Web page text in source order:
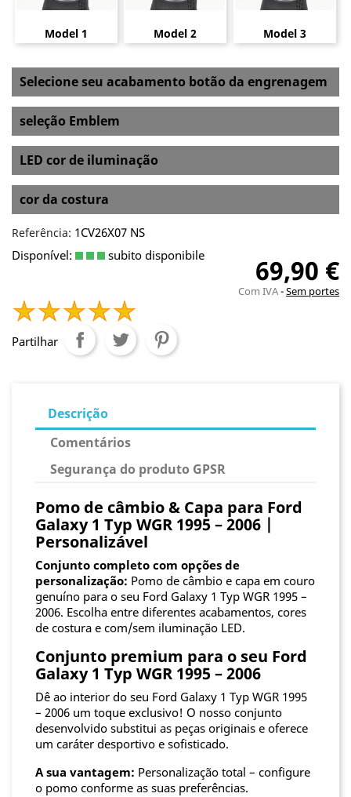
Model 1 Model 2 Model 3
Selecione seu acabamento botão da engrenagem
seleção Emblem
LED cor de iluminação
cor da costura
Referência: 1CV26X07 NS
Disponível:
subito disponibile 69,90 €
Com IVA Sem portes
Partilhar
Descrição
Comentários
Segurança do produto GPSR
Pomo de câmbio & Capa para Ford
Galaxy 1 Typ WGR 1995 – 2006 |
Personalizável
Conjunto completo com opções de
personalização: Pomo de câmbio e capa em couro
genuíno para o seu Ford Galaxy 1 Typ WGR 1995 –
2006. Escolha entre diferentes acabamentos, cores
de costura e com/sem iluminação LED.
Conjunto premium para o seu Ford
Galaxy 1 Typ WGR 1995 – 2006
Dê ao interior do seu Ford Galaxy 1 Typ WGR 1995
– 2006 um toque exclusivo! O nosso conjunto
desenvolvido substitui as peças originais e oferece
um caráter desportivo e sofisticado.
A sua vantagem: Personalização total – configure
o pomo conforme as suas preferências.